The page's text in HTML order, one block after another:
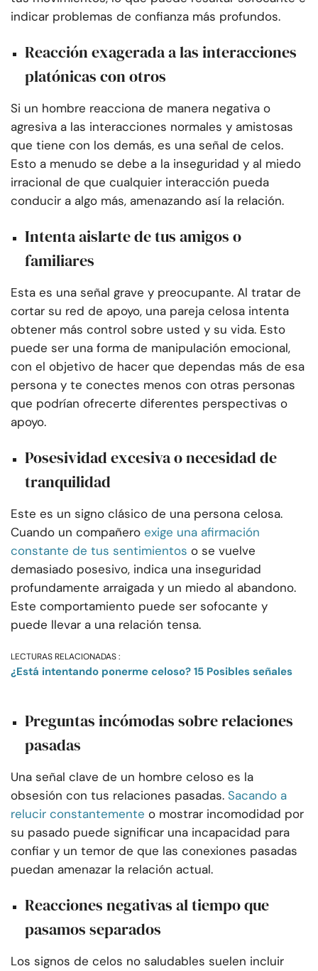
indicar problemas de confianza más profundos.
Reacción exagerada a las interacciones
platónicas con otros
Si un hombre reacciona de manera negativa o
agresiva a las interacciones normales y amistosas
que tiene con los demás, es una señal de celos.
Esto a menudo se debe a la inseguridad y al miedo
irracional de que cualquier interacción pueda
conducir a algo más, amenazando así la relación.
Intenta aislarte de tus amigos o
familiares
Esta es una señal grave y preocupante. Al tratar de
cortar su red de apoyo, una pareja celosa intenta
obtener más control sobre usted y su vida. Esto
puede ser una forma de manipulación emocional,
con el objetivo de hacer que dependas más de esa
persona y te conectes menos con otras personas
que podrían ofrecerte diferentes perspectivas o
apoyo.
Posesividad excesiva o necesidad de
tranquilidad
Este es un signo clásico de una persona celosa.
Cuando un compañero exige una afirmación
constante de tus sentimientos o se vuelve
demasiado posesivo, indica una inseguridad
profundamente arraigada y un miedo al abandono.
Este comportamiento puede ser sofocante y
puede llevar a una relación tensa.
LECTURAS RELACIONADAS :
¿Está intentando ponerme celoso? 15 Posibles señales
Preguntas incómodas sobre relaciones
pasadas
Una señal clave de un hombre celoso es la
obsesión con tus relaciones pasadas. Sacando a
relucir constantemente o mostrar incomodidad por
su pasado puede significar una incapacidad para
confiar y un temor de que las conexiones pasadas
puedan amenazar la relación actual.
Reacciones negativas al tiempo que
pasamos separados
Los signos de celos no saludables suelen incluir